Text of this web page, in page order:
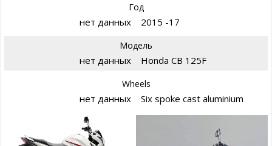
Год
нет данных 2015 -17
Модель
нет данных Honda CB 125F
Wheels
нет данных Six spoke cast aluminium